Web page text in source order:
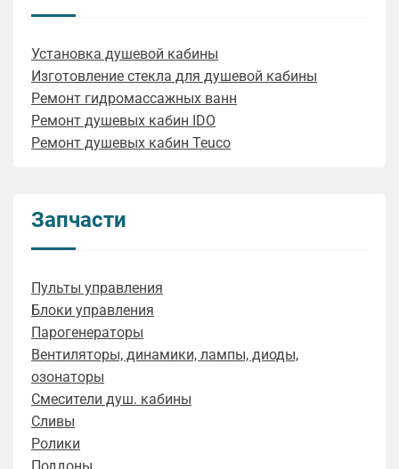
Установка душевой кабины
Изготовление стекла для душевой кабины
Ремонт гидромассажных ванн
Ремонт душевых кабин IDO
Ремонт душевых кабин Teuco
Запчасти
Пульты управления
Блоки управления
Парогенераторы
Вентиляторы, динамики, лампы, диоды,
озонаторы
Смесители душ. кабины
Сливы
Ролики